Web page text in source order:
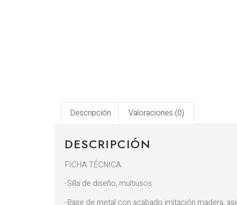
Descripción Valoraciones (0)
DESCRIPCIÓN
FICHA TÉCNICA:
-Silla de diseño, multiusos.
-Base de metal con acabado imitación madera,